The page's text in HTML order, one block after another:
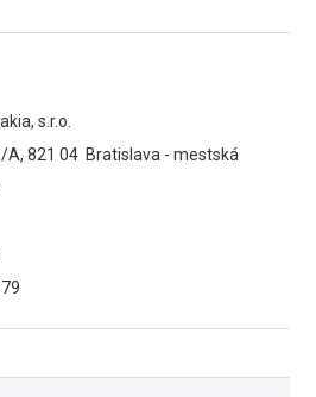
s.r.o.
A, 821 04 Bratislava - mestská